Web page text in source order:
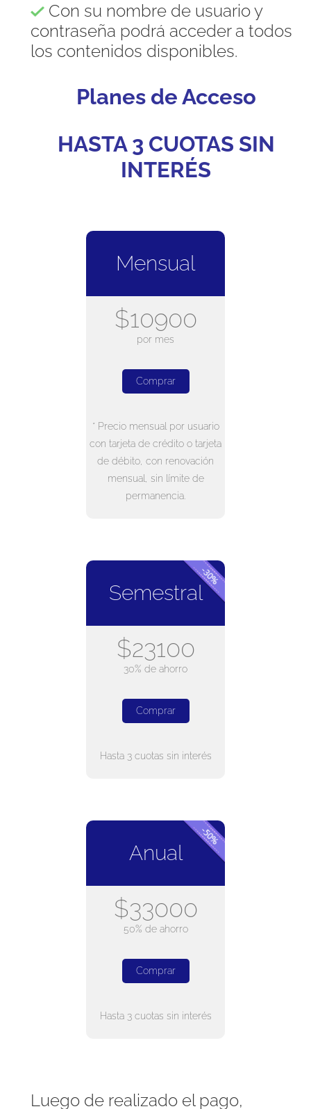
Con su nombre de usuario y
contraseña podrá acceder a todos
los contenidos disponibles.
Planes de Acceso
HASTA 3 CUOTAS SIN
INTERÉS
Mensual
$10900
por mes
Comprar
* Precio mensual por usuario
con tarjeta de crédito o tarjeta
de débito, con renovación
mensual, sin límite de
permanencia.
Semestral
$23100
30% de ahorro
Comprar
Hasta 3 cuotas sin interés
Anual
$33000
50% de ahorro
Comprar
Hasta 3 cuotas sin interés
Luego de realizado el pago,